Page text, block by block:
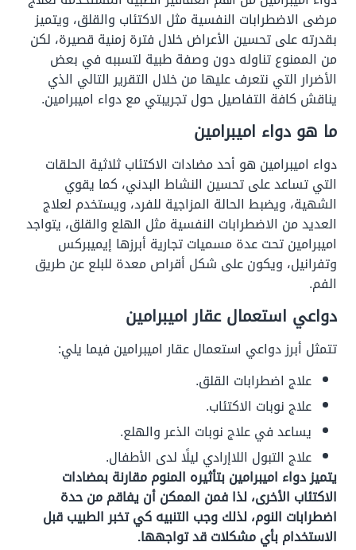
مرضى الاضطرابات النفسية مثل الاكتئاب والقلق، ويتميز
بقدرته على تحسين الأعراض خلال فترة زمنية قصيرة، لكن
من الممنوع تناوله دون وصفة طبية لتسببه في بعض
الأضرار التي نتعرف عليها من خلال التقرير التالي الذي
يناقش كافة التفاصيل حول تجريبتي مع دواء اميبرامين.
ما هو دواء اميبرامين
دواء اميبرامين هو أحد مضادات الاكتئاب ثلاثية الحلقات
التي تساعد على تحسين النشاط البدني، كما يقوي
الشهية، ويضبط الحالة المزاجية للفرد، ويستخدم لعلاج
العديد من الاضطرابات النفسية مثل الهلع والقلق، يتواجد
اميبرامين تحت عدة مسميات تجارية أبرزها إيميبركس
وتفرانيل، ويكون على شكل أقراص معدة للبلع عن طريق
الفم.
دواعي استعمال عقار اميبرامين
تتمثل أبرز دواعي استعمال عقار اميبرامين فيما يلي:
علاج اضطرابات القلق.
علاج نوبات الاكتئاب.
يساعد في علاج نوبات الذعر والهلع.
علاج التبول اللاإرادي ليلًا لدى الأطفال.
يتميز دواء اميبرامين بتأثيره المنوم مقارنة بمضادات
الاكتئاب الأخرى، لذا فمن الممكن أن يفاقم من حدة
اضطرابات النوم، لذلك وجب التنبيه كي تخبر الطبيب قبل
الاستخدام بأي مشكلات قد تواجهها.